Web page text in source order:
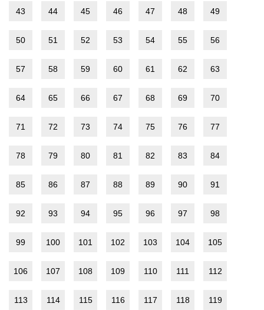
43 44 45 46 47 48 49
50 51 52 53 54 55 56
57 58 59 60 61 62 63
64 65 66 67 68 69 70
71 72 73 74 75 76 77
78 79 80 81 82 83 84
85 86 87 88 89 90 91
92 93 94 95 96 97 98
99 100 101 102 103 104 105
106 107 108 109 110 111 112
113 114 115 116 117 118 119